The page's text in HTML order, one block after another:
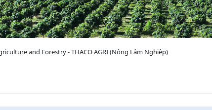
and Forestry - THACO AGRI (Nông Lâm Nghiệp)